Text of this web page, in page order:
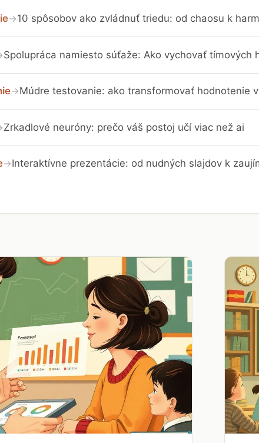
→10 spôsobov ako zvládnuť triedu: od chaosu k
Spolupráca namiesto súťaže: Ako vychovať tímových
→Múdre testovanie: ako transformovať hodnotenie
Zrkadlové neuróny: prečo váš postoj učí viac než ai
→Interaktívne prezentácie: od nudných slajdov k